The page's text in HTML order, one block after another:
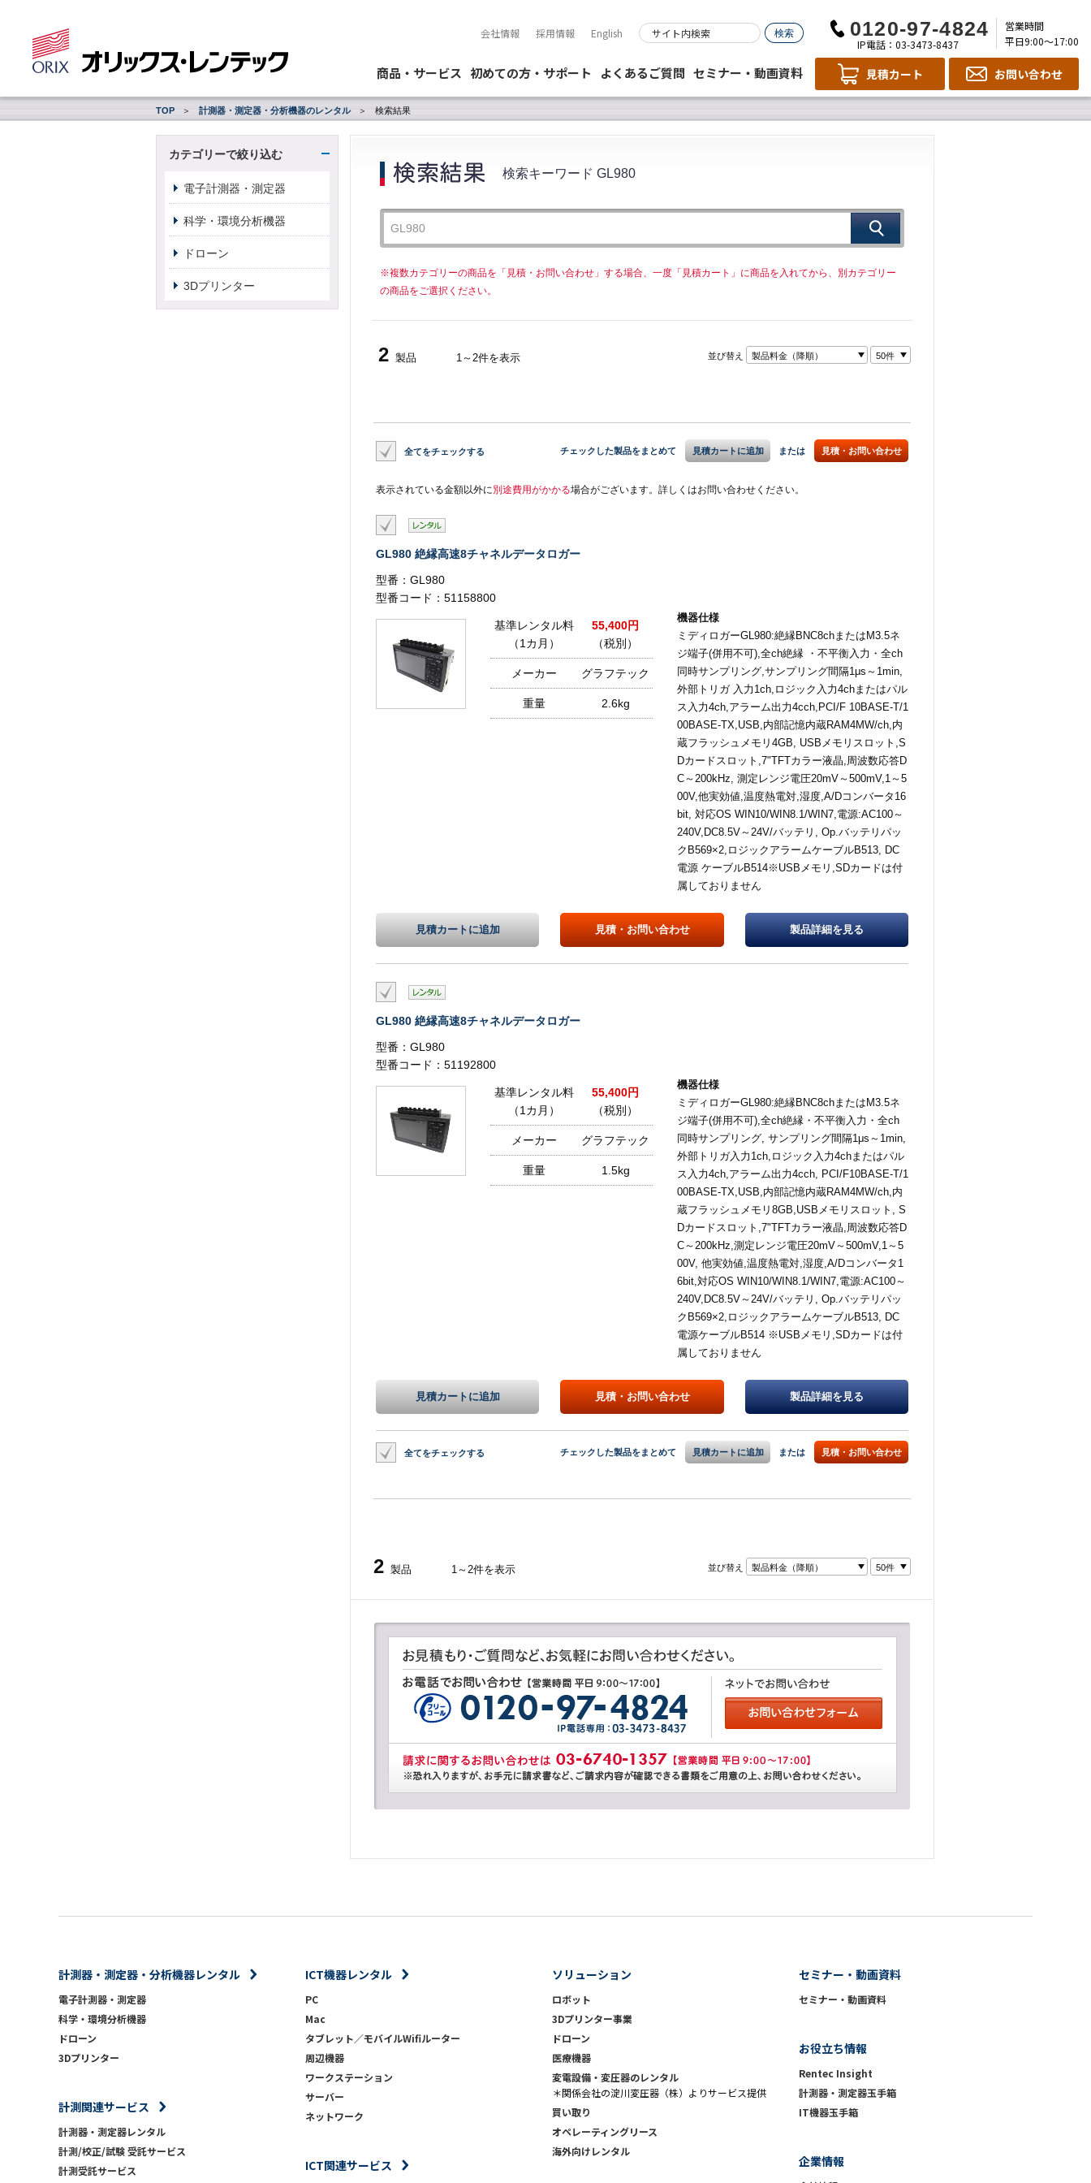
会社情報 採用情報 English
IP電話：03-3473-8437
営業時間
平日9:00～17:00
商品・サービス 初めての方・サポート よくあるご質問 セミナー・動画資料 見積カート お問い合わせ
TOP 計測器・測定器・分析機器のレンタル 検索結果
検索キーワード GL980
※複数カテゴリーの商品を「見積・お問い合わせ」する場合、一度「見積カート」に商品を入れてから、別カテゴリー
の商品をご選択ください。
2 製品 1～2件を表示 並び替え 製品料金（降順） 50件
全てをチェックする チェックした製品をまとめて 見積カートに追加 または 見積・お問い合わせ
表示されている金額以外に別途費用がかかる場合がございます。詳しくはお問い合わせください。
GL980 絶縁高速8チャネルデータロガー
型番：GL980
型番コード：51158800
基準レンタル料
（1カ月）
55,400円
（税別）
メーカー グラフテック
重量 2.6kg
機器仕様
ミディロガーGL980:絶縁BNC8chまたはM3.5ネ
ジ端子(併用不可),全ch絶縁 ・不平衡入力・全ch
同時サンプリング,サンプリング間隔1μs～1min,
外部トリガ 入力1ch,ロジック入力4chまたはパル
ス入力4ch,アラーム出力4cch,PCI/F 10BASE-T/1
00BASE-TX,USB,内部記憶内蔵RAM4MW/ch,内
蔵フラッシュメモリ4GB, USBメモリスロット,S
Dカードスロット,7"TFTカラー液晶,周波数応答D
C～200kHz, 測定レンジ電圧20mV～500mV,1～5
00V,他実効値,温度熱電対,湿度,A/Dコンバータ16
bit, 対応OS WIN10/WIN8.1/WIN7,電源:AC100～
240V,DC8.5V～24V/バッテリ, Op.バッテリパッ
クB569×2,ロジックアラームケーブルB513, DC
電源 ケーブルB514※USBメモリ,SDカードは付
属しておりません
見積カートに追加 見積・ お問い合わせ 製品詳細を見る
GL980 絶縁高速8チャネルデータロガー
型番：GL980
型番コード：51192800
基準レンタル料
（1カ月）
55,400円
（税別）
メーカー グラフテック
重量 1.5kg
機器仕様
ミディロガーGL980:絶縁BNC8chまたはM3.5ネ
ジ端子(併用不可),全ch絶縁・不平衡入力・全ch
同時サンプリング, サンプリング間隔1μs～1min,
外部トリガ入力1ch,ロジック入力4chまたはパル
ス入力4ch,アラーム出力4cch, PCI/F10BASE-T/1
00BASE-TX,USB,内部記憶内蔵RAM4MW/ch,内
蔵フラッシュメモリ8GB,USBメモリスロット, S
Dカードスロット,7"TFTカラー液晶,周波数応答D
C～200kHz,測定レンジ電圧20mV～500mV,1～5
00V, 他実効値,温度熱電対,湿度,A/Dコンバータ1
6bit,対応OS WIN10/WIN8.1/WIN7,電源:AC100～
240V,DC8.5V～24V/バッテリ, Op.バッテリパッ
クB569×2,ロジックアラームケーブルB513, DC
電源ケーブルB514 ※USBメモリ,SDカードは付
属しておりません
見積カートに追加 見積・ お問い合わせ 製品詳細を見る
全てをチェックする チェックした製品をまとめて 見積カートに追加 または 見積・お問い合わせ
2 製品 1～2件を表示 並び替え 製品料金（降順） 50件
カテゴリーで絞り込む
電子計測器・測定器
科学・環境分析機器
ドローン
3Dプリンター
計測器・測定器・分析機器レンタル
電子計測器・測定器
科学・環境分析機器
ドローン
3Dプリンター
計測関連サービス
計測器・測定器レンタル
計測/校正/試験 受託サービス
計測受託サービス
ICT機器レンタル
PC
Mac
タブレット／モバイルWifiルーター
周辺機器
ワークステーション
サーバー
ネットワーク
ICT関連サービス
ソリューション
ロボット
3Dプリンター事業
ドローン
医療機器
変電設備・変圧器のレンタル
＊関係会社の淀川変圧器（株）よりサービス提供
買い取り
オペレーティングリース
海外向けレンタル
セミナー・動画資料
セミナー・動画資料
お役立ち情報
Rentec Insight
計測器・測定器玉手箱
IT機器玉手箱
企業情報